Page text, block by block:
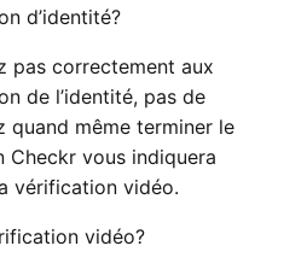
d’identité?
pas correctement aux
de l’identité, pas de
quand même terminer le
Checkr vous indiquera
vérification vidéo.
vidéo?